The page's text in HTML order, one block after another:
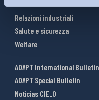
Relazioni industriali
Salute e sicurezza
Welfare
ADAPT International Bulletin
ADAPT Special Bulletin
Noticias CIELO